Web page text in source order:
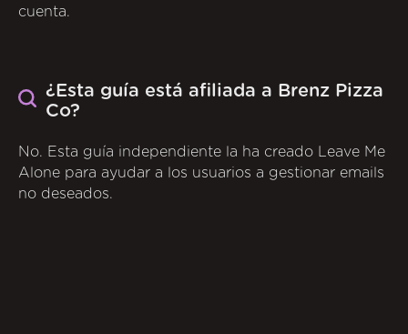
cuenta.
¿Esta guía está afiliada a Brenz Pizza
Co?
No. Esta guía independiente la ha creado Leave Me
Alone para ayudar a los usuarios a gestionar emails
no deseados.